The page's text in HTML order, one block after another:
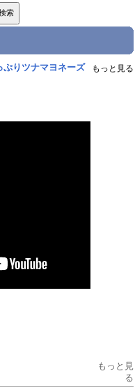
ぷりツナマヨネーズ もっと見る
もっと見
る